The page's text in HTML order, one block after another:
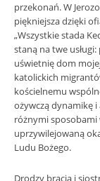
przekonań. W
piękniejsza dzięki
„Wszystkie stada
staną na twe
uświetnię dom
katolickich
kościelnemu
ożywczą dynamikę i
różnymi
uprzywilejowaną
Ludu Bożego.
Drodzy bracia i